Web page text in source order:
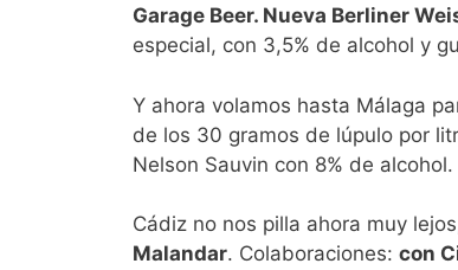
Garage Beer. Nueva Berliner
especial, con 3,5% de alcohol y
Y ahora volamos hasta Málaga
de los 30 gramos de lúpulo por
Nelson Sauvin con 8% de alcohol.
Cádiz no nos pilla ahora muy
Malandar. Colaboraciones: con